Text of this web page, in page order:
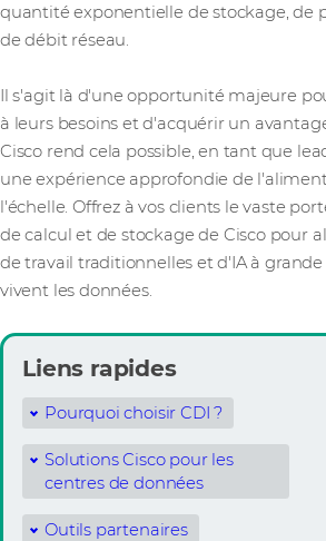
quantité exponentielle de stockage, de
de débit réseau.
Il s'agit là d'une opportunité majeure
à leurs besoins et d'acquérir un
Cisco rend cela possible, en tant que
une expérience approfondie de
l'échelle. Offrez à vos clients le vaste
de calcul et de stockage de Cisco pour
de travail traditionnelles et d'IA à
vivent les données.
Liens rapides
Pourquoi choisir CDI ?
Solutions Cisco pour les
centres de données
Outils partenaires